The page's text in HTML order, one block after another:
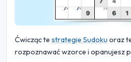
Ćwicząc te strategie Sudoku oraz
rozpoznawać wzorce i opanujesz